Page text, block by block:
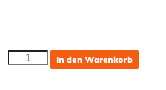
In den Warenkorb